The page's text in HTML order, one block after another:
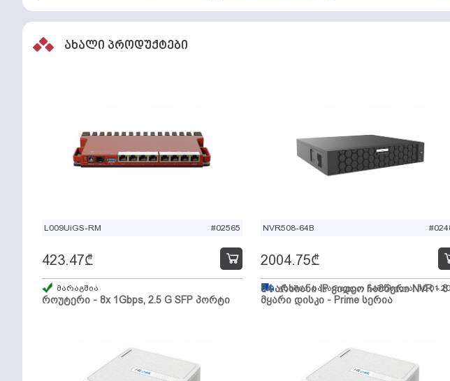
ახალი პროდუქტები
L009UiGS-RM #02565
როუტერი - 8x 1Gbps, 2.5 G SFP პორტი
423.47₾
მარაგშია
NVR508-64B
64 არხიანი IP ვიდეო ჩამწერი NVR - 8
მყარი დისკი - Prime სერია
2004.75₾
გზაშია, სავარაუდო ჩამოსვლა: